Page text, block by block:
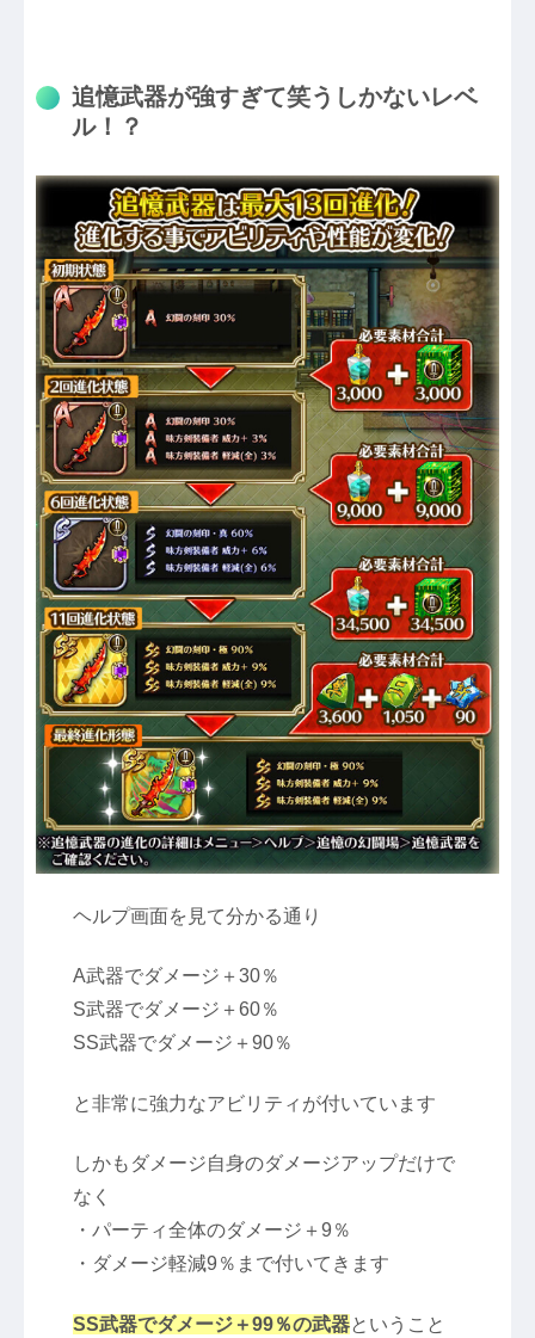
追憶武器が強すぎて笑うしかないレベ
ル！？
ヘルプ画面を見て分かる通り
A武器でダメージ＋30％
S武器でダメージ＋60％
SS武器でダメージ＋90％
と非常に強力なアビリティが付いています
しかもダメージ自身のダメージアップだけで
なく
・パーティ全体のダメージ＋9％
・ダメージ軽減9％まで付いてきます
SS武器でダメージ＋99％の武器ということ